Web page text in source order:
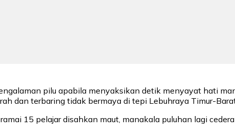
pilu apabila menyaksikan detik menyayat hati
dan terbaring tidak bermaya di tepi Lebuhraya Timur-
15 pelajar disahkan maut, manakala puluhan lagi